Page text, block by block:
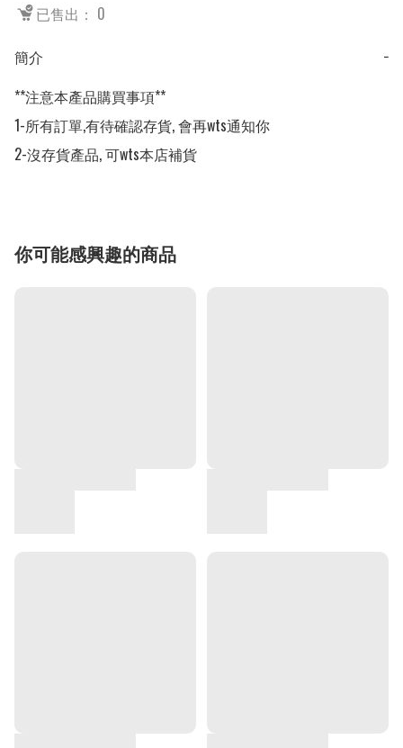
已售出： 0
簡介
−
**注意本產品購買事項**
1-所有訂單,有待確認存貨, 會再wts通知你
2-沒存貨產品, 可wts本店補貨
你可能感興趣的商品